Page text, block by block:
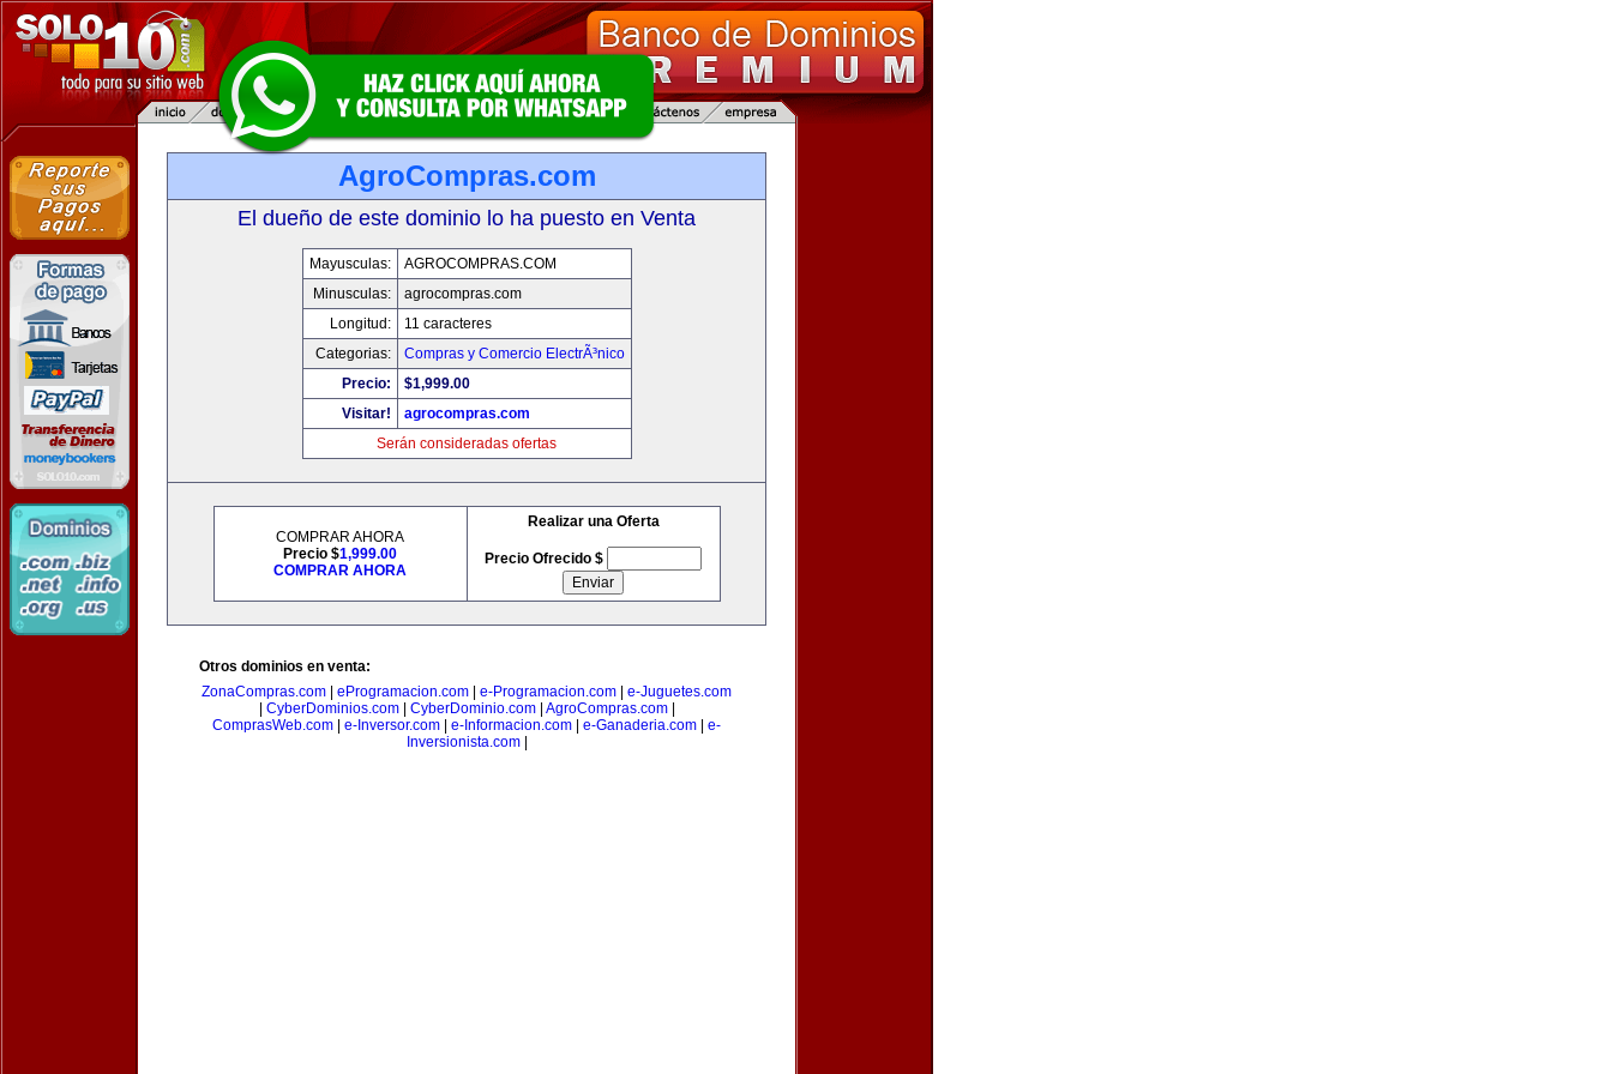
AgroCompras.com
El dueño de este dominio lo ha puesto en Venta
Mayusculas:
AGROCOMPRAS.COM
Minusculas:
agrocompras.com
Longitud:
11 caracteres
Categorias:
Compras y Comercio ElectrÃ³nico
Precio:
$1,999.00
Visitar!
agrocompras.com
Serán consideradas ofertas
COMPRAR AHORA
Precio $1,999.00
COMPRAR AHORA
Realizar una Oferta
Precio Ofrecido $
Otros dominios en venta:
ZonaCompras.com
eProgramacion.com e-Programacion.com
e-Juguetes.com
CyberDominios.com| CyberDominio.com| AgroCompras.com|
ComprasWeb.com
e-Inversor.com e-Informacion.com e-Ganaderia.com
e-
Inversionista.com|